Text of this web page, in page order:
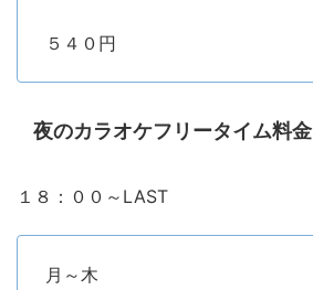
５４０円
夜のカラオケフリータイム料金
１８：００～LAST
月～木